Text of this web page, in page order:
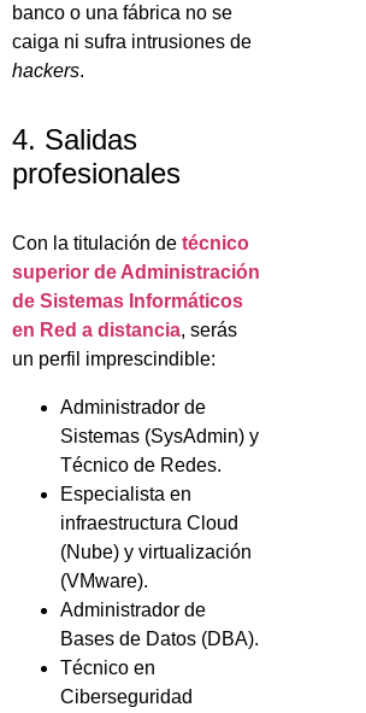
banco o una fábrica no se
caiga ni sufra intrusiones de
hackers.
4. Salidas
profesionales
Con la titulación de técnico
superior de Administración
de Sistemas Informáticos
en Red a distancia, serás
un perfil imprescindible:
Administrador de
Sistemas (SysAdmin) y
Técnico de Redes.
Especialista en
infraestructura Cloud
(Nube) y virtualización
(VMware).
Administrador de
Bases de Datos (DBA).
Técnico en
Ciberseguridad